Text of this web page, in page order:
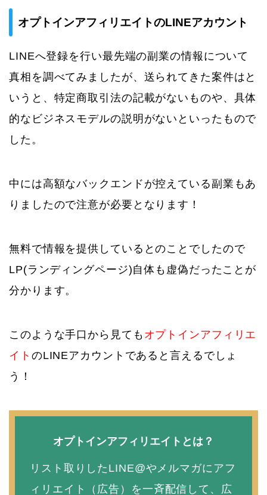
オプトインアフィリエイトのLINEアカウント
LINEへ登録を行い最先端の副業の情報について
真相を調べてみましたが、送られてきた案件はと
いうと、特定商取引法の記載がないものや、具体
的なビジネスモデルの説明がないといったもので
した。
中には高額なバックエンドが控えている副業もあ
りましたので注意が必要となります！
無料で情報を提供しているとのことでしたので
LP(ランディングページ)自体も虚偽だったことが
分かります。
このような手口から見ても オプトインアフィリエ
イト のLINEアカウントであると言えるでしょ
う！
オプトインアフィリエイトとは？
リスト取りしたLINE@やメルマガにアフ
ィリエイト（広告）を一斉配信して、広